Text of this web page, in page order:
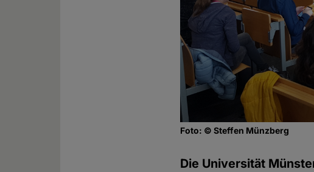
Foto: © Steffen Münzberg
Die Universität